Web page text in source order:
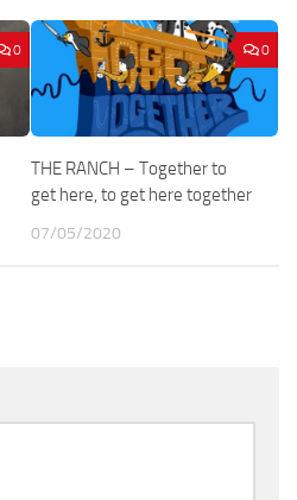
0 0
THE RANCH – Together to
get here, to get here together
07/05/2020